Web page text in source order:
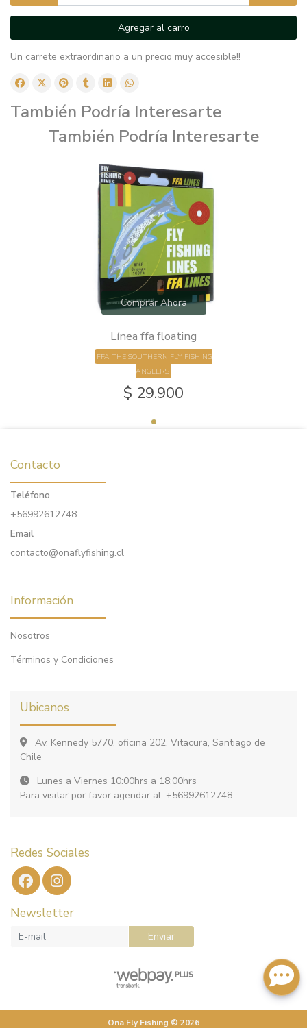
Agregar al carro
Un carrete extraordinario a un precio muy accesible!!
También Podría Interesarte
También Podría Interesarte
Comprar Ahora
Línea ffa floating
FFA THE SOUTHERN FLY FISHING
ANGLERS
$ 29.900
Contacto
Teléfono
+56992612748
Email
contacto@onaflyfishing.cl
Información
Nosotros
Términos y Condiciones
Ubicanos
Av. Kennedy 5770, oficina 202, Vitacura, Santiago de
Chile
Lunes a Viernes 10:00hrs a 18:00hrs
Para visitar por favor agendar al: +56992612748
Redes Sociales
Newsletter
Enviar
Ona Fly Fishing © 2026